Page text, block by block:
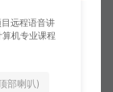
远程语音讲
机专业课程
部喇叭)